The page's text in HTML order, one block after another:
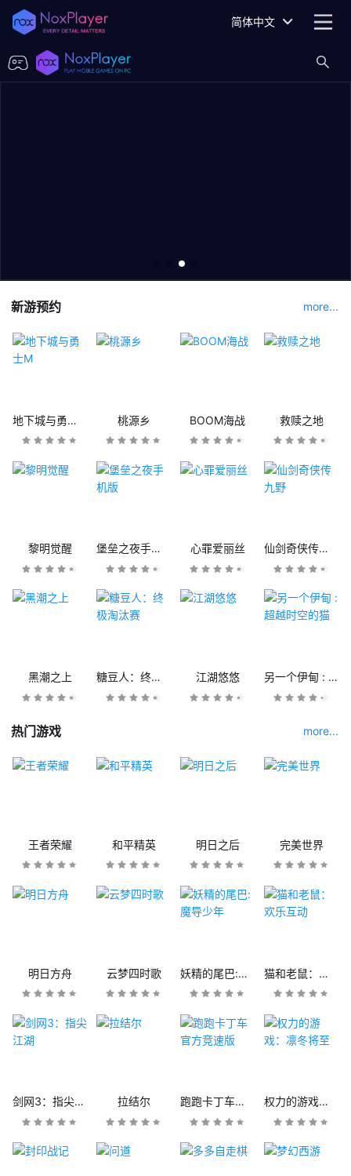
简体中文
新游预约 more...
地下城与勇士M 桃源乡 BOOM海战 救赎之地
黎明觉醒 堡垒之夜手机版 心罪爱丽丝 仙剑奇侠传九野
黑潮之上 糖豆人：终极淘汰赛 江湖悠悠 另一个伊甸 : 超越时空的猫
热门游戏 more...
王者荣耀 和平精英 明日之后 完美世界
明日方舟 云梦四时歌 妖精的尾巴:魔导少年 猫和老鼠：欢乐互动
剑网3：指尖江湖 拉结尔 跑跑卡丁车官方竞速版 权力的游戏：凛冬将至